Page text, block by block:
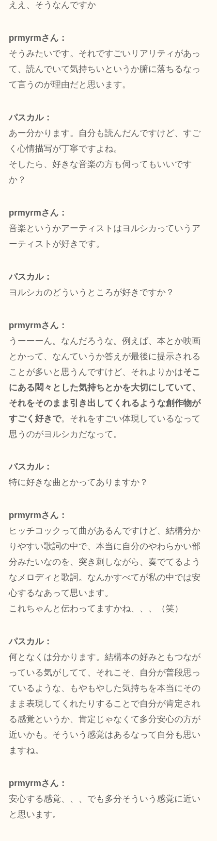
ええ、そうなんですか
prmyrmさん：
そうみたいです。それですごいリアリティがあっ
て、読んでいて気持ちいというか腑に落ちるなっ
て言うのが理由だと思います。
パスカル：
あー分かります。自分も読んだんですけど、すご
く心情描写が丁寧ですよね。
そしたら、好きな音楽の方も伺ってもいいです
か？
prmyrmさん：
音楽というかアーティストはヨルシカっていうア
ーティストが好きです。
パスカル：
ヨルシカのどういうところが好きですか？
prmyrmさん：
うーーーん。なんだろうな。例えば、本とか映画
とかって、なんていうか答えが最後に提示される
ことが多いと思うんですけど、それよりかはそこ
にある悶々とした気持ちとかを大切にしていて、
それをそのまま引き出してくれるような創作物が
すごく好きで。それをすごい体現しているなって
思うのがヨルシカだなって。
パスカル：
特に好きな曲とかってありますか？
prmyrmさん：
ヒッチコックって曲があるんですけど、結構分か
りやすい歌詞の中で、本当に自分のやわらかい部
分みたいなのを、突き刺しながら、奏でてるよう
なメロディと歌詞。なんかすべてが私の中では安
心するなあって思います。
これちゃんと伝わってますかね、、、（笑）
パスカル：
何となくは分かります。結構本の好みともつなが
っている気がしてて、それこそ、自分が普段思っ
ているような、もやもやした気持ちを本当にその
まま表現してくれたりすることで自分が肯定され
る感覚というか、肯定じゃなくて多分安心の方が
近いかも。そういう感覚はあるなって自分も思い
ますね。
prmyrmさん：
安心する感覚、、、でも多分そういう感覚に近い
と思います。